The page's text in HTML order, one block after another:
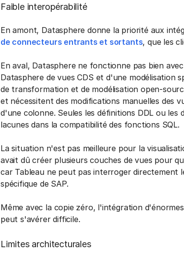
Faible interopérabilité
En amont, Datasphere donne la priorité aux
de connecteurs entrants et sortants, que les
En aval, Datasphere ne fonctionne pas bien
Datasphere de vues CDS et d'une modélisation
de transformation et de modélisation open-
et nécessitent des modifications manuelles des
d'une colonne. Seules les définitions DDL ou les
lacunes dans la compatibilité des fonctions SQL.
La situation n'est pas meilleure pour la
avait dû créer plusieurs couches de vues pour
car Tableau ne peut pas interroger directement
spécifique de SAP.
Même avec la copie zéro, l'intégration
peut s'avérer difficile.
Limites architecturales